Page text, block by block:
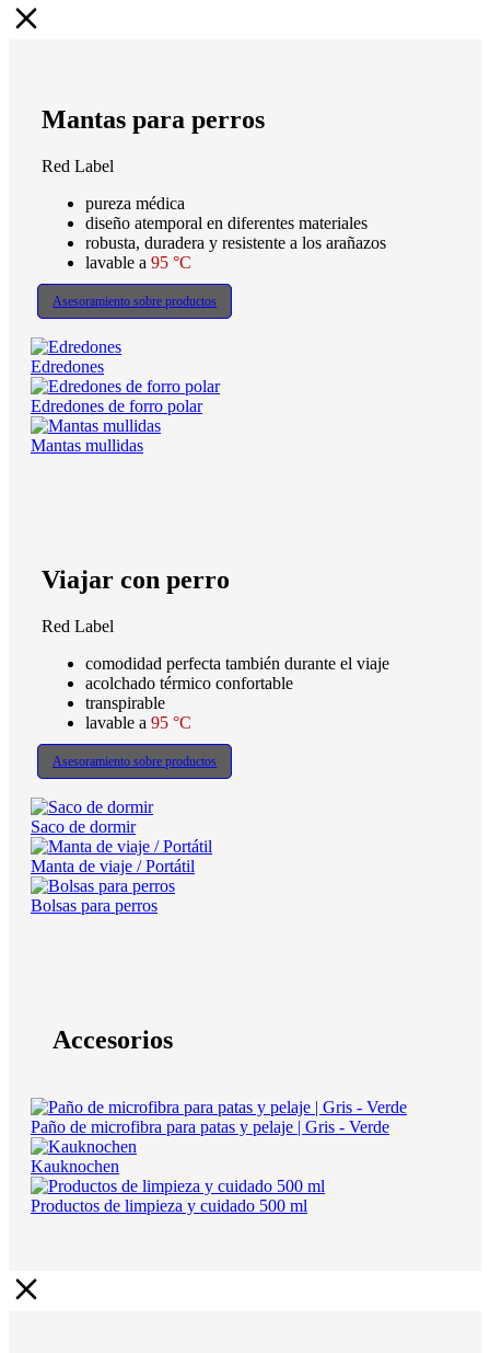
Mantas para perros
Red Label
pureza médica
diseño atemporal en diferentes materiales
robusta, duradera y resistente a los arañazos
lavable a 95 °C
Asesoramiento sobre productos
Edredones
Edredones de forro polar
Mantas mullidas
Viajar con perro
Red Label
comodidad perfecta también durante el viaje
acolchado térmico confortable
transpirable
lavable a 95 °C
Asesoramiento sobre productos
Saco de dormir
Manta de viaje / Portátil
Bolsas para perros
Accesorios
Paño de microfibra para patas y pelaje | Gris - Verde
Kauknochen
Productos de limpieza y cuidado 500 ml